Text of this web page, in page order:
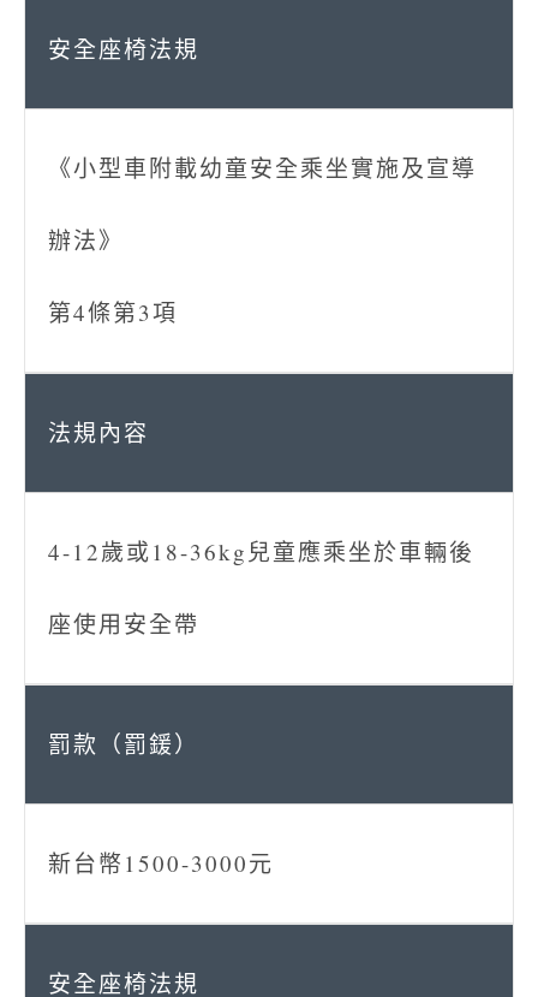
《小型車附載幼童安全乘坐實施及宣導
辦法》
第4條第3項
4-12歲或18-36kg兒童應乘坐於車輛後
座使用安全帶
新台幣1500-3000元